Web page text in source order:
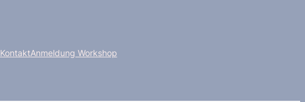
KontaktAnmeldung Workshop